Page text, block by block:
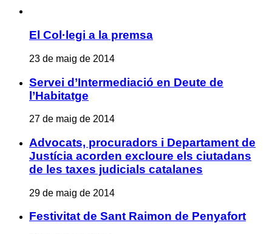
El Col·legi a la premsa
23 de maig de 2014
Servei d’Intermediació en Deute de
l’Habitatge
27 de maig de 2014
Advocats, procuradors i Departament de
Justícia acorden excloure els ciutadans
de les taxes judicials catalanes
29 de maig de 2014
Festivitat de Sant Raimon de Penyafort